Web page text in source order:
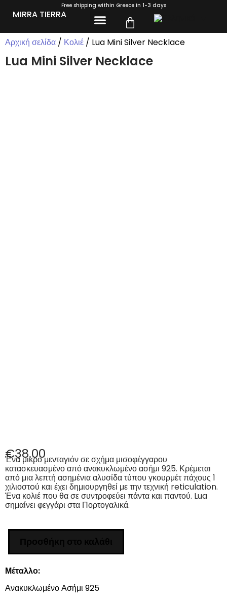
Free shipping within Greece in 1-3 days
MIRRA TIERRA
Αρχική σελίδα / Κολιέ / Lua Mini Silver Necklace
Lua Mini Silver Necklace
€38.00
Ένα μικρό μενταγιόν σε σχήμα μισοφέγγαρου
κατασκευασμένο από ανακυκλωμένο ασήμι 925. Κρέμεται
από μια λεπτή ασημένια αλυσίδα τύπου γκουρμέτ πάχους 1
χιλιοστoύ και έχει δημιουργηθεί με την τεχνική reticulation.
Ένα κολιέ που θα σε συντροφεύει πάντα και παντού. Lua
σημαίνει φεγγάρι στα Πορτογαλικά.
Μέταλλο:
Ανακυκλωμένο Ασήμι 925